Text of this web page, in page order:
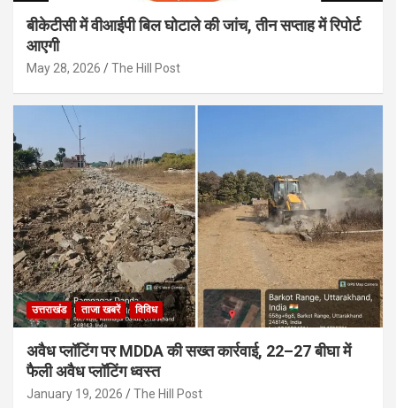
बीकेटीसी में वीआईपी बिल घोटाले की जांच, तीन सप्ताह में रिपोर्ट
आएगी
May 28, 2026 The Hill Post
उत्तराखंड ताजा खबरें विविध
अवैध प्लॉटिंग पर MDDA की सख्त कार्रवाई, 22–27 बीघा में
फैली अवैध प्लॉटिंग ध्वस्त
January 19, 2026 The Hill Post